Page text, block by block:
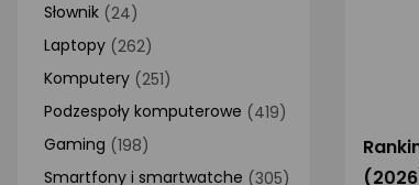
Telewizory i audio
Foto i kamery
AGD małe
Dom i ogród
Słownik (24)
Laptopy (262)
Komputery (251)
Podzespoły komputerowe (419)
Gaming (198)
Smartfony i smartwatche (305)